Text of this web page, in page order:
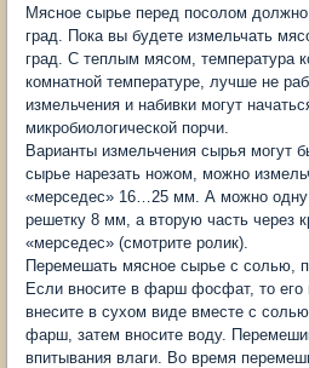
Мясное сырье перед посолом
град. Пока вы будете измельчать
град. С теплым мясом, температура
комнатной температуре, лучше не
измельчения и набивки могут
микробиологической порчи.
Варианты измельчения сырья могут
сырье нарезать ножом, можно
«мерседес» 16…25 мм. А можно одну
решетку 8 мм, а вторую часть через
«мерседес» (смотрите ролик).
Перемешать мясное сырье с солью,
Если вносите в фарш фосфат, то его
внесите в сухом виде вместе с
фарш, затем вносите воду.
впитывания влаги. Во время